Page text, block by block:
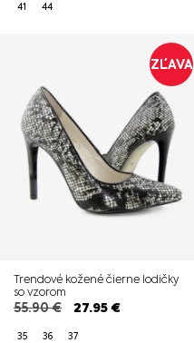
41 44
ZĽAVA
Trendové kožené čierne lodičky
so vzorom
55.90€ 27.95€
35 36 37